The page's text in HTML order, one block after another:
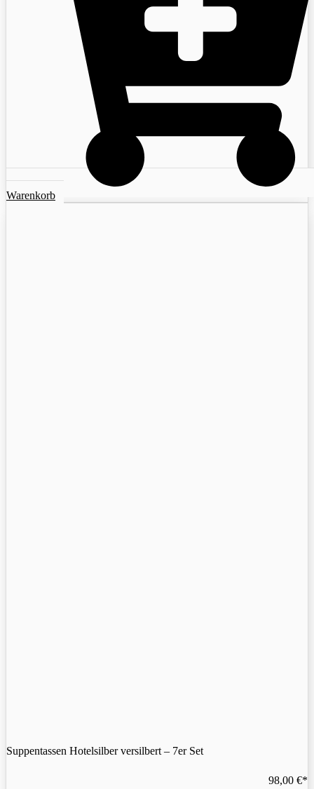
Warenkorb
Suppentassen Hotelsilber versilbert – 7er Set
98,00 €